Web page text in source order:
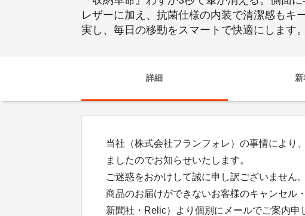
レザーに加え、抗菌仕様の内装で清潔感もキ
実し、毎日の移動をスマートで快適にします。
詳細
当社（株式会社フランフォレ）の事情により
ましたのでお知らせいたします。
ご迷惑をおかけして誠に申し訳ございません。
商品のお届けができないお客様のキャンセル
新聞社・Relic）より個別にメールでご案内申